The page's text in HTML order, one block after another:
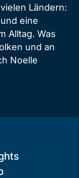
Ländern:
eine
Alltag. Was
und an
Noelle